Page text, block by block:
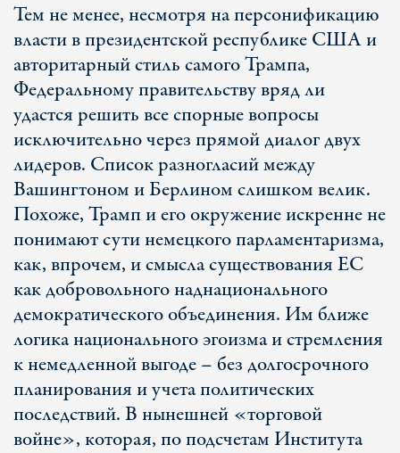
Тем не менее, несмотря на персонификацию
власти в президентской республике США и
авторитарный стиль самого Трампа,
Федеральному правительству вряд ли
удастся решить все спорные вопросы
исключительно через прямой диалог двух
лидеров. Список разногласий между
Вашингтоном и Берлином слишком велик.
Похоже, Трамп и его окружение искренне не
понимают сути немецкого парламентаризма,
как, впрочем, и смысла существования ЕС
как добровольного наднационального
демократического объединения. Им ближе
логика национального эгоизма и стремления
к немедленной выгоде – без долгосрочного
планирования и учета политических
последствий. В нынешней «торговой
войне», которая, по подсчетам Института